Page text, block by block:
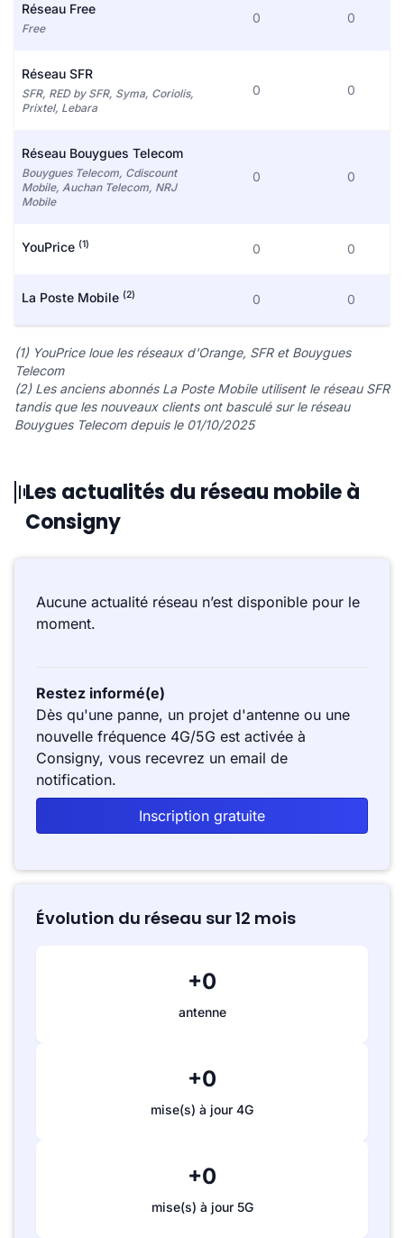
Réseau Free
Free
0 0
Réseau SFR
SFR, RED by SFR, Syma, Coriolis,
Prixtel, Lebara
0 0
Réseau Bouygues Telecom
Bouygues Telecom, Cdiscount
Mobile, Auchan Telecom, NRJ
Mobile
0 0
YouPrice (1) 0 0
La Poste Mobile (2) 0 0
(1) YouPrice loue les réseaux d'Orange, SFR et Bouygues
Telecom
(2) Les anciens abonnés La Poste Mobile utilisent le réseau SFR
tandis que les nouveaux clients ont basculé sur le réseau
Bouygues Telecom depuis le 01/10/2025
Les actualités du réseau mobile à
Consigny
Aucune actualité réseau n’est disponible pour le
moment.
Restez informé(e)
Dès qu'une panne, un projet d'antenne ou une
nouvelle fréquence 4G/5G est activée à
Consigny, vous recevrez un email de
notification.
Inscription gratuite
Évolution du réseau sur 12 mois
+0
antenne
+0
mise(s) à jour 4G
+0
mise(s) à jour 5G